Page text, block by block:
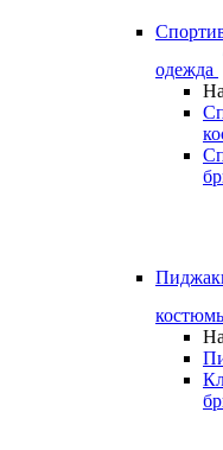
одежда